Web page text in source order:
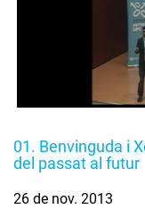
01. Benvinguda i
del passat al futur
26 de nov. 2013